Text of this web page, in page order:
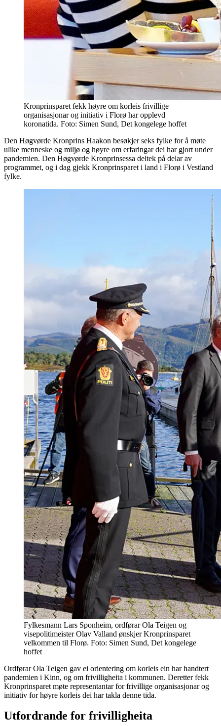
Kronprinsparet fekk høyre om korleis frivillige
organisasjonar og initiativ i Florø har opplevd
koronatida. Foto: Simen Sund, Det kongelege hoffet
Den Høgvørde Kronprins Haakon besøkjer seks fylke for å møte
ulike menneske og miljø og høyre om erfaringar dei har gjort under
pandemien. Den Høgvørde Kronprinsessa deltek på delar av
programmet, og i dag gjekk Kronprinsparet i land i Florø i Vestland
fylke.
Fylkesmann Lars Sponheim, ordførar Ola Teigen og
visepolitimeister Olav Valland ønskjer Kronprinsparet
velkommen til Florø. Foto: Simen Sund, Det kongelege
hoffet
Ordførar Ola Teigen gav ei orientering om korleis ein har handtert
pandemien i Kinn, og om frivilligheita i kommunen. Deretter fekk
Kronprinsparet møte representantar for frivillige organisasjonar og
initiativ for høyre korleis dei har takla denne tida.
Utfordrande for frivilligheita